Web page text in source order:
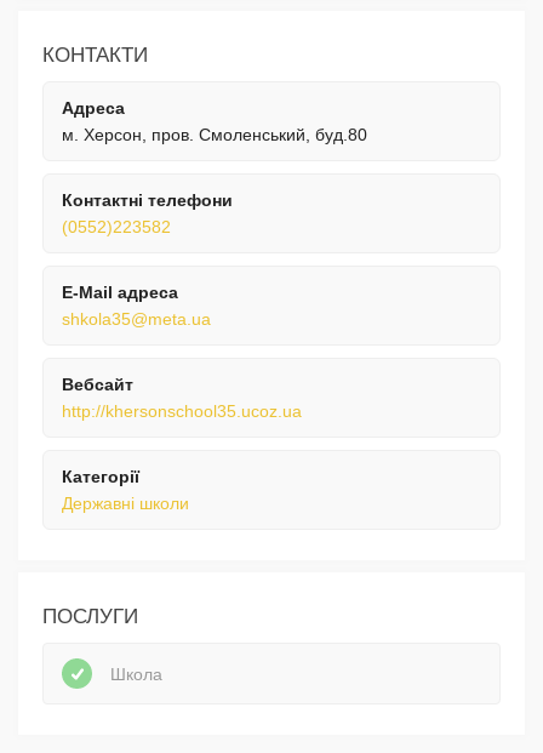
КОНТАКТИ
Адреса
м. Херсон, пров. Смоленський, буд.80
Контактні телефони
(0552)223582
E-Mail адреса
shkola35@meta.ua
Вебсайт
http://khersonschool35.ucoz.ua
Категорії
Державні школи
ПОСЛУГИ
Школа